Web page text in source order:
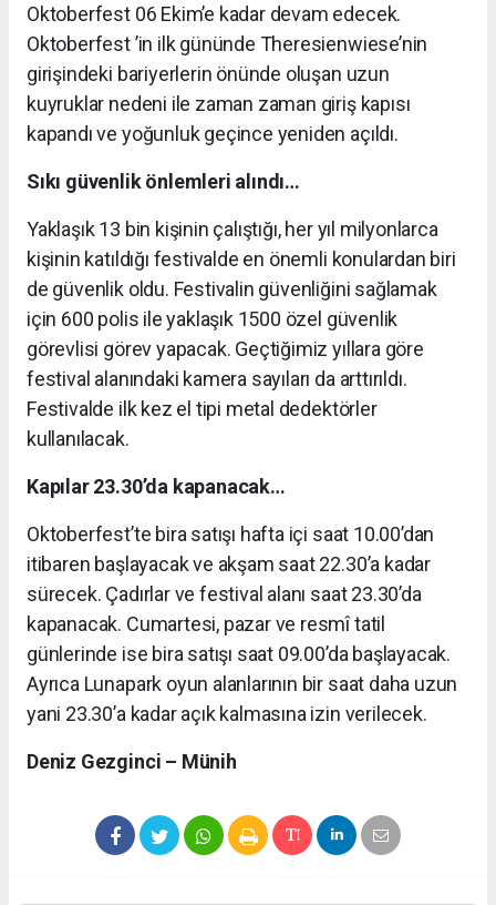
Oktoberfest 06 Ekim’e kadar devam edecek.
Oktoberfest ’in ilk gününde Theresienwiese’nin
girişindeki bariyerlerin önünde oluşan uzun
kuyruklar nedeni ile zaman zaman giriş kapısı
kapandı ve yoğunluk geçince yeniden açıldı.
Sıkı güvenlik önlemleri alındı…
Yaklaşık 13 bin kişinin çalıştığı, her yıl milyonlarca
kişinin katıldığı festivalde en önemli konulardan biri
de güvenlik oldu. Festivalin güvenliğini sağlamak
için 600 polis ile yaklaşık 1500 özel güvenlik
görevlisi görev yapacak. Geçtiğimiz yıllara göre
festival alanındaki kamera sayıları da arttırıldı.
Festivalde ilk kez el tipi metal dedektörler
kullanılacak.
Kapılar 23.30’da kapanacak…
Oktoberfest’te bira satışı hafta içi saat 10.00’dan
itibaren başlayacak ve akşam saat 22.30’a kadar
sürecek. Çadırlar ve festival alanı saat 23.30’da
kapanacak. Cumartesi, pazar ve resmî tatil
günlerinde ise bira satışı saat 09.00’da başlayacak.
Ayrıca Lunapark oyun alanlarının bir saat daha uzun
yani 23.30’a kadar açık kalmasına izin verilecek.
Deniz Gezginci – Münih